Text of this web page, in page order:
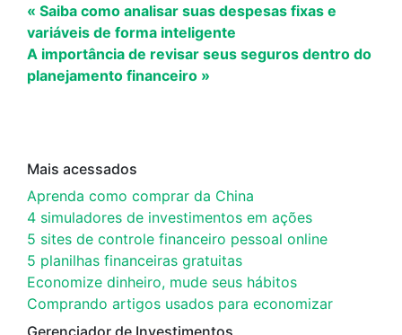
« Saiba como analisar suas despesas fixas e
variáveis de forma inteligente
A importância de revisar seus seguros dentro do
planejamento financeiro »
Mais acessados
Aprenda como comprar da China
4 simuladores de investimentos em ações
5 sites de controle financeiro pessoal online
5 planilhas financeiras gratuitas
Economize dinheiro, mude seus hábitos
Comprando artigos usados para economizar
Gerenciador de Investimentos